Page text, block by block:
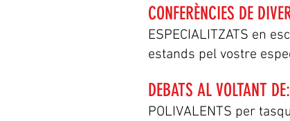
CONFERÈNCIES DE
ESPECIALITZATS en
estands pel vostre
DEBATS AL VOLTANT DE:
POLIVALENTS per